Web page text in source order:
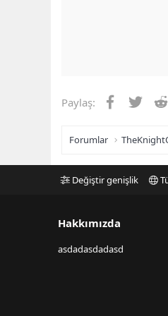
Paylaş: Facebook
Twitter
Forumlar
Değiştir genişlik
Hakkımızda
asdadasdadasd